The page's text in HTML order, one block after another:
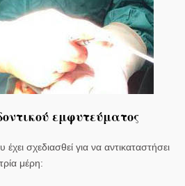
εμφυτεύματος
σχεδιασθεί για να αντικαταστήσει
μέρη: